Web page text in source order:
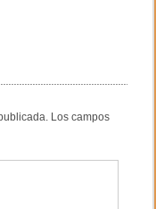
Los campos